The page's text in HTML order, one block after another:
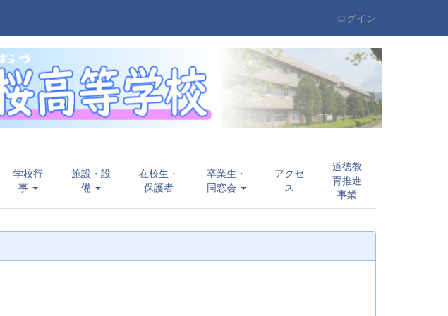
ログイン
学校行
事
施設・設
備
在校生・
保護者
卒業生・
同窓会
アクセ
ス
道徳教
育推進
事業